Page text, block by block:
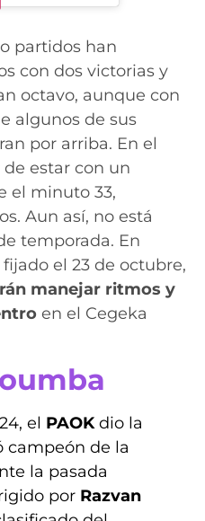
partidos han
con dos victorias y
octavo, aunque con
algunos de sus
por arriba. En el
estar con un
el minuto 33,
Aun así, no está
temporada. En
el 23 de octubre,
manejar ritmos y
en el Cegeka
el PAOKdio la
campeón de la
la pasada
por Razvan